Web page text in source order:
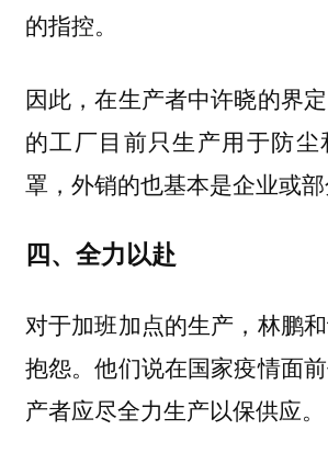
的指控。
因此，在生产者中许晓的界
的工厂目前只生产用于防尘
罩，外销的也基本是企业或部
四、全力以赴
对于加班加点的生产，林鹏
抱怨。他们说在国家疫情面
产者应尽全力生产以保供应。